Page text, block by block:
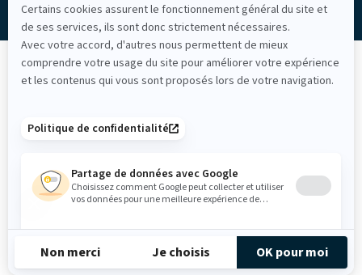
Certains cookies assurent le fonctionnement général du site et
de ses services, ils sont donc strictement nécessaires.
Avec votre accord, d'autres nous permettent de mieux
comprendre votre usage du site pour améliorer votre expérience
et les contenus qui vous sont proposés lors de votre navigation.
Politique de confidentialité
Partage de données avec Google
Choisissez comment Google peut collecter et utiliser
vos données pour une meilleure expérience de
Mesure d'audience et performance du site
Nous utilisons ces cookies pour comprendre la
Non merci Je choisis OK pour moi